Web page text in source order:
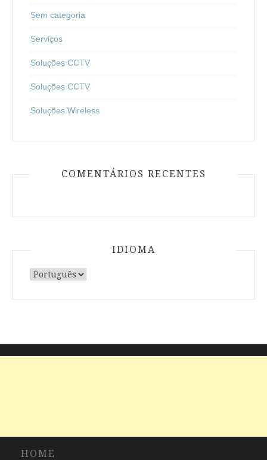
Sem categoria
Serviços
Soluções CCTV
Soluções CCTV
Soluções Wireless
COMENTÁRIOS RECENTES
IDIOMA
Escolha
HOME